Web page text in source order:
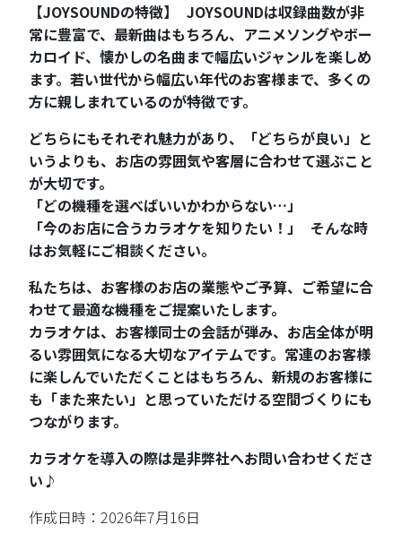
【JOYSOUNDの特徴】 JOYSOUNDは収録曲数が非
常に豊富で、最新曲はもちろん、アニメソングやボー
カロイド、懐かしの名曲まで幅広いジャンルを楽しめ
ます。若い世代から幅広い年代のお客様まで、多くの
方に親しまれているのが特徴です。
どちらにもそれぞれ魅力があり、「どちらが良い」と
いうよりも、お店の雰囲気や客層に合わせて選ぶこと
が大切です。
「どの機種を選べばいいかわからない…」
「今のお店に合うカラオケを知りたい！」 そんな時
はお気軽にご相談ください。
私たちは、お客様のお店の業態やご予算、ご希望に合
わせて最適な機種をご提案いたします。
カラオケは、お客様同士の会話が弾み、お店全体が明
るい雰囲気になる大切なアイテムです。常連のお客様
に楽しんでいただくことはもちろん、新規のお客様に
も「また来たい」と思っていただける空間づくりにも
つながります。
カラオケを導入の際は是非弊社へお問い合わせくださ
い♪
作成日時：2026年7月16日